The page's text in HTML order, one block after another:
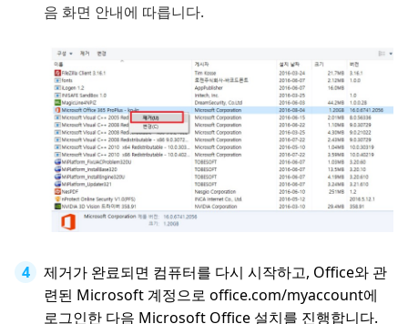
음 화면 안내에 따릅니다.
제거가 완료되면 컴퓨터를 다시 시작하고, Office와 관
련된 Microsoft 계정으로 office.com/myaccount에
로그인한 다음 Microsoft Office 설치를 진행합니다.